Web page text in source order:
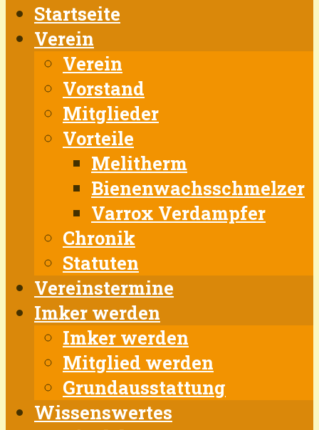
Startseite
Verein
Verein
Vorstand
Mitglieder
Vorteile
Melitherm
Bienenwachsschmelzer
Varrox Verdampfer
Chronik
Statuten
Vereinstermine
Imker werden
Imker werden
Mitglied werden
Grundausstattung
Wissenswertes